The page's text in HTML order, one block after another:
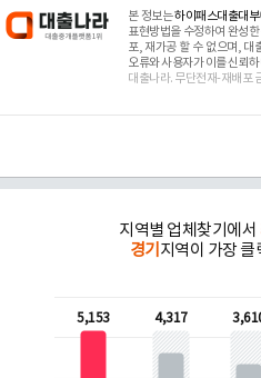
본 정보는하이패스대출대부
표현방법을 수정하여 완성
포, 재가공 할 수 없으며, 대
오류와 사용자가 이를 신뢰
대출나라. 무단전재-재배포
지역별 업체찾기에서
경기 지역이 가장
5,153 4,317